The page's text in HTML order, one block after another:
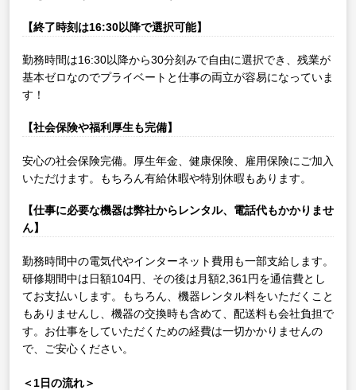
【終了時刻は16:30以降で選択可能】
勤務時間は16:30以降から30分刻みで自由に選択でき、残業が
基本ゼロなのでプライベートと仕事の両立が容易になっていま
す！
【社会保険や福利厚生も完備】
安心の社会保険完備。厚生年金、健康保険、雇用保険にご加入
いただけます。もちろん有給休暇や特別休暇もあります。
【仕事に必要な機器は弊社からレンタル、電話代もかかりませ
ん】
勤務時間中の電気代やインターネット費用も一部支給します。
研修期間中は日額104円、その後は月額2,361円を通信費とし
てお支払いします。もちろん、機器レンタル料をいただくこと
もありませんし、機器の交換時も含めて、配送料も会社負担で
す。お仕事をしていただくための経費は一切かかりませんの
で、ご安心ください。
＜1日の流れ＞